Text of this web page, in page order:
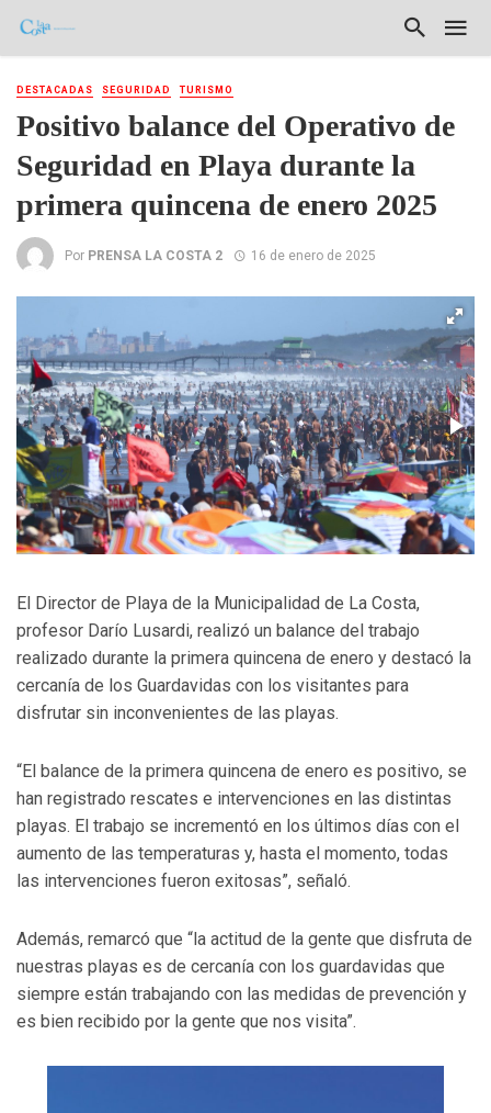
DESTACADAS SEGURIDAD TURISMO
Positivo balance del Operativo de
Seguridad en Playa durante la
primera quincena de enero 2025
Por PRENSA LA COSTA 2 16 de enero de 2025
El Director de Playa de la Municipalidad de La Costa,
profesor Darío Lusardi, realizó un balance del trabajo
realizado durante la primera quincena de enero y destacó la
cercanía de los Guardavidas con los visitantes para
disfrutar sin inconvenientes de las playas.
“El balance de la primera quincena de enero es positivo, se
han registrado rescates e intervenciones en las distintas
playas. El trabajo se incrementó en los últimos días con el
aumento de las temperaturas y, hasta el momento, todas
las intervenciones fueron exitosas”, señaló.
Además, remarcó que “la actitud de la gente que disfruta de
nuestras playas es de cercanía con los guardavidas que
siempre están trabajando con las medidas de prevención y
es bien recibido por la gente que nos visita”.